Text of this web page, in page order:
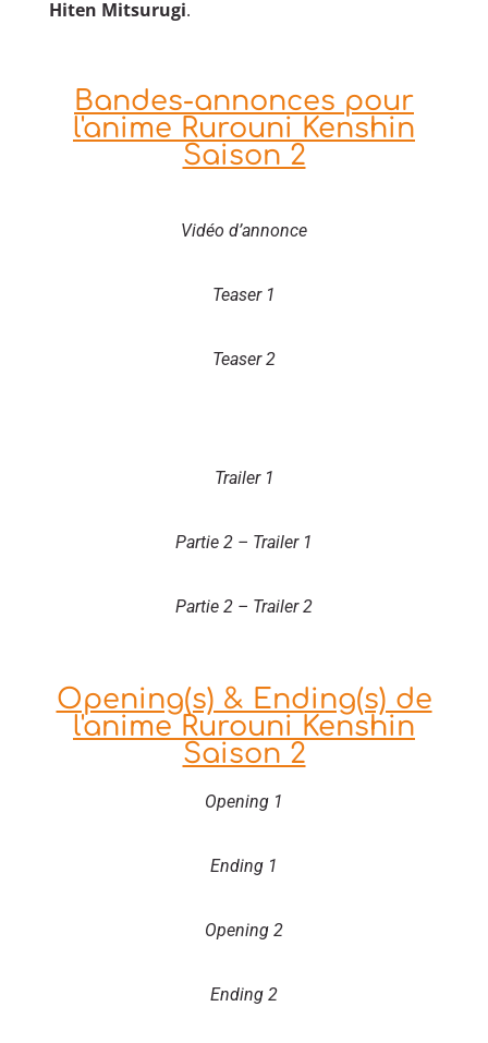
Hiten Mitsurugi.
Bandes-annonces pour
l'anime Rurouni Kenshin
Saison 2
Vidéo d’annonce
Teaser 1
Teaser 2
Trailer 1
Partie 2 – Trailer 1
Partie 2 – Trailer 2
Opening(s) & Ending(s) de
l'anime Rurouni Kenshin
Saison 2
Opening 1
Ending 1
Opening 2
Ending 2